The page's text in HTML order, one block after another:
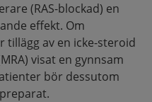
(RAS-blockad) en
effekt. Om
tillägg av en icke-steroid
visat en gynnsam
bör dessutom